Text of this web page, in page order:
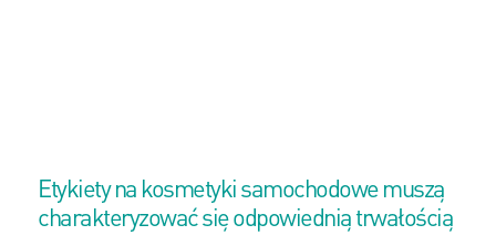
Etykiety na kosmetyki samochodowe muszą
charakteryzować się odpowiednią trwałością